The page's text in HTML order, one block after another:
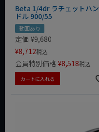
Beta 1/4dr ラチェットハン
ドル 900/55
動画あり
定価 ¥9,680
¥8,712税込
会員特別価格 ¥8,518税込
カートに入れる